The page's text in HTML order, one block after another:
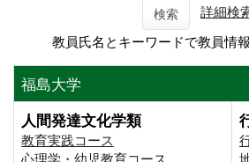
検索
詳細検
教員氏名とキーワードで教員情
福島大学
人間発達文化学類
教育実践コース
心理学・幼児教育コース